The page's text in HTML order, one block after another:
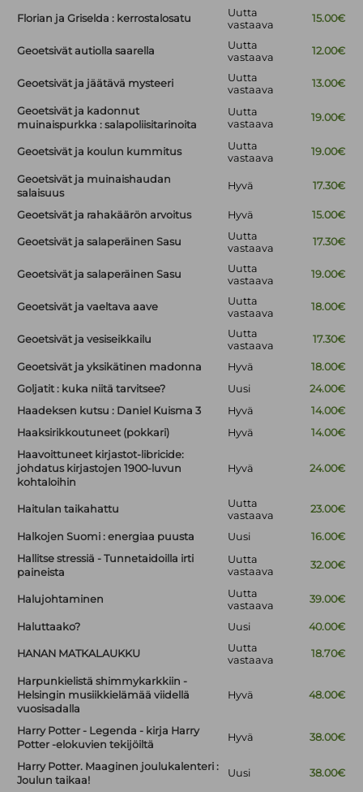
Florian ja Griselda : kerrostalosatu
Uutta
vastaava
15.00€
Geoetsivät autiolla saarella
Uutta
vastaava
12.00€
Geoetsivät ja jäätävä mysteeri
Uutta
vastaava
13.00€
Geoetsivät ja kadonnut
muinaispurkka : salapoliisitarinoita
Uutta
vastaava
19.00€
Geoetsivät ja koulun kummitus
Uutta
vastaava
19.00€
Geoetsivät ja muinaishaudan
salaisuus
Hyvä 17.30€
Geoetsivät ja rahakäärön arvoitus Hyvä 15.00€
Geoetsivät ja salaperäinen Sasu
Uutta
vastaava
17.30€
Geoetsivät ja salaperäinen Sasu
Uutta
vastaava
19.00€
Geoetsivät ja vaeltava aave
Uutta
vastaava
18.00€
Geoetsivät ja vesiseikkailu
Uutta
vastaava
17.30€
Geoetsivät ja yksikätinen madonna Hyvä
18.00€
Goljatit : kuka niitä tarvitsee?
Uusi
24.00€
Haadeksen kutsu : Daniel Kuisma 3
Hyvä
14.00€
Haaksirikkoutuneet (pokkari)
Hyvä
14.00€
Haavoittuneet kirjastot-libricide:
johdatus kirjastojen 1900-luvun
kohtaloihin
Hyvä 24.00€
Haitulan taikahattu
Uutta
vastaava
23.00€
Halkojen Suomi : energiaa puusta Uusi
16.00€
Hallitse stressiä - Tunnetaidoilla irti
paineista
Uutta
vastaava
32.00€
Halujohtaminen
Uutta
vastaava
39.00€
Haluttaako? Uusi 40.00€
HANAN MATKALAUKKU
Uutta
vastaava
18.70€
Harpunkielistä shimmykarkkiin -
Helsingin musiikkielämää viidellä
vuosisadalla
Hyvä 48.00€
Harry Potter - Legenda - kirja Harry
Potter -elokuvien tekijöiltä
Hyvä 38.00€
Harry Potter. Maaginen joulukalenteri :
Joulun taikaa!
Uusi 38.00€